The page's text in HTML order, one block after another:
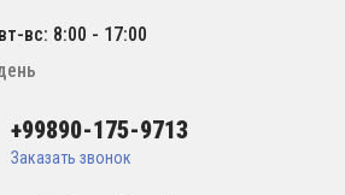
вт-вс: 8:00 - 17:00
+99890-175-9713
Заказать звонок